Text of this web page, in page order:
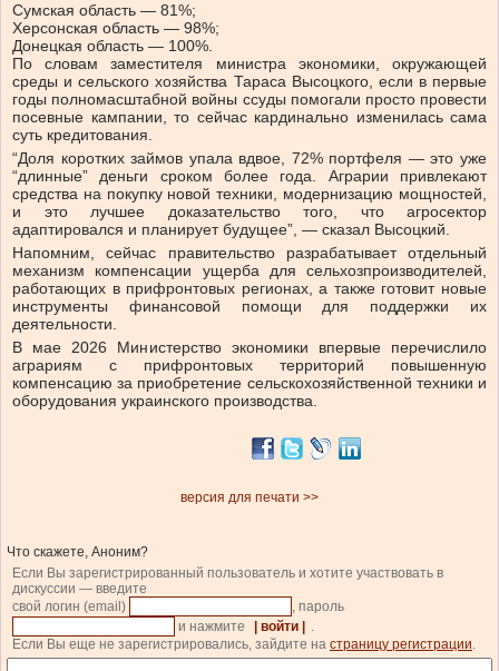
Сумская область — 81%;
Херсонская область — 98%;
Донецкая область — 100%.
По словам заместителя министра экономики, окружающей
среды и сельского хозяйства Тараса Высоцкого, если в первые
годы полномасштабной войны ссуды помогали просто провести
посевные кампании, то сейчас кардинально изменилась сама
суть кредитования.
“Доля коротких займов упала вдвое, 72% портфеля — это уже
“длинные” деньги сроком более года. Аграрии привлекают
средства на покупку новой техники, модернизацию мощностей,
и это лучшее доказательство того, что агросектор
адаптировался и планирует будущее”, — сказал Высоцкий.
Напомним, сейчас правительство разрабатывает отдельный
механизм компенсации ущерба для сельхозпроизводителей,
работающих в прифронтовых регионах, а также готовит новые
инструменты финансовой помощи для поддержки их
деятельности.
В мае 2026 Министерство экономики впервые перечислило
аграриям с прифронтовых территорий повышенную
компенсацию за приобретение сельскохозяйственной техники и
оборудования украинского производства.
версия для печати >>
Что скажете, Аноним?
Если Вы зарегистрированный пользователь и хотите участвовать в
дискуссии — введите
свой логин (email)
, пароль
и нажмите
| войти |
.
Если Вы еще не зарегистрировались, зайдите на страницу регистрации.